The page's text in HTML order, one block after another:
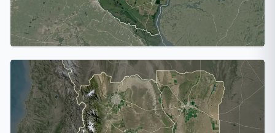
Entre Ríos
2 ciudades